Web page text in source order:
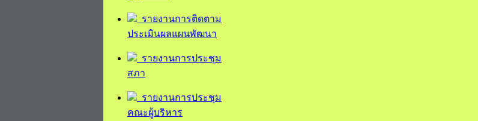
รายงานการติดตาม
ประเมินผลแผนพัฒนา
รายงานการประชุม
สภา
รายงานการประชุม
คณะผู้บริหาร